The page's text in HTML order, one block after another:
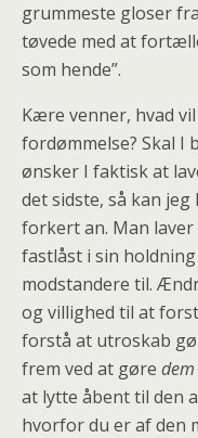
grummeste gloser
tøvede med at
som hende”.
Kære venner, hvad
fordømmelse? Skal I
ønsker I faktisk at
det sidste, så kan
forkert an. Man
fastlåst i sin
modstandere til.
og villighed til at
forstå at utroskab
frem ved at gøre dem
at lytte åbent til den
hvorfor du er af den